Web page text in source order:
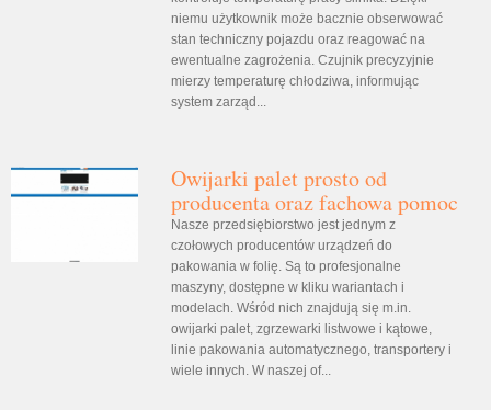
niemu użytkownik może bacznie obserwować
stan techniczny pojazdu oraz reagować na
ewentualne zagrożenia. Czujnik precyzyjnie
mierzy temperaturę chłodziwa, informując
system zarząd...
Owijarki palet prosto od
producenta oraz fachowa pomoc
Nasze przedsiębiorstwo jest jednym z
czołowych producentów urządzeń do
pakowania w folię. Są to profesjonalne
maszyny, dostępne w kliku wariantach i
modelach. Wśród nich znajdują się m.in.
owijarki palet, zgrzewarki listwowe i kątowe,
linie pakowania automatycznego, transportery i
wiele innych. W naszej of...